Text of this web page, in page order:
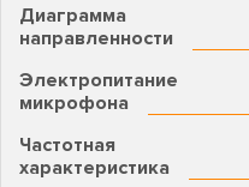
Диаграмма
направленности
Электропитание
микрофона
Частотная
характеристика